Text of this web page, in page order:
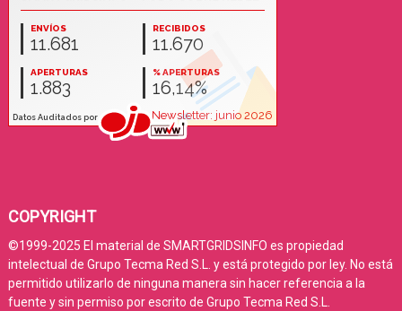
COPYRIGHT
©1999-2025 El material de SMARTGRIDSINFO es propiedad
intelectual de Grupo Tecma Red S.L. y está protegido por ley. No está
permitido utilizarlo de ninguna manera sin hacer referencia a la
fuente y sin permiso por escrito de Grupo Tecma Red S.L.